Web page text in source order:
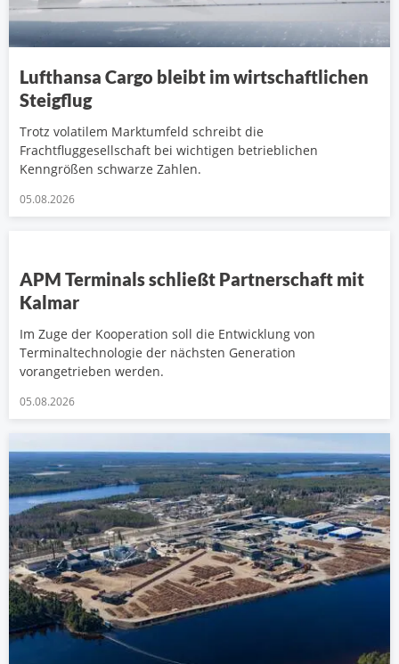
Lufthansa Cargo bleibt im wirtschaftlichen
Steigflug
Trotz volatilem Marktumfeld schreibt die
Frachtfluggesellschaft bei wichtigen betrieblichen
Kenngrößen schwarze Zahlen.
05.08.2026
APM Terminals schließt Partnerschaft mit
Kalmar
Im Zuge der Kooperation soll die Entwicklung von
Terminaltechnologie der nächsten Generation
vorangetrieben werden.
05.08.2026